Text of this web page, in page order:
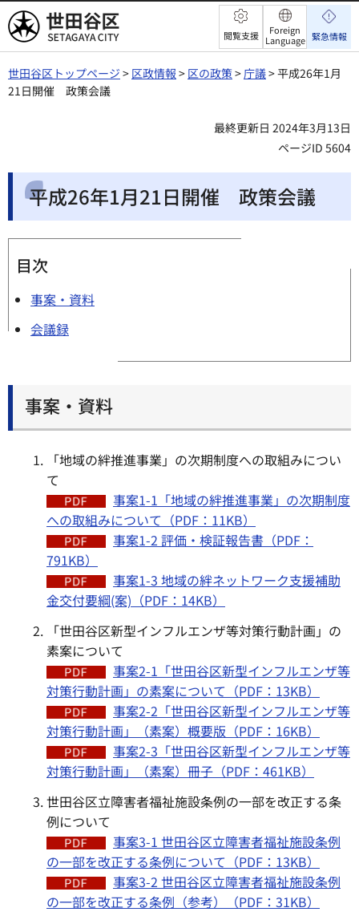
世田谷区 閲覧支援
Foreign
Language 緊急情報
世田谷区トップページ > 区政情報 > 区の政策>庁議> 平成26年1月
21日開催 政策会議
最終更新日 2024年3月13日
ページID 5604
平成26年1月21日開催 政策会議
目次
事案・資料
会議録
事案・資料
「地域の絆推進事業」の次期制度への取組みについ
て
事案1-1「地域の絆推進事業」の次期制度
への取組みについて（PDF：11KB）
事案1-2 評価・検証報告書（PDF：
791KB）
事案1-3 地域の絆ネットワーク支援補助
金交付要綱(案)（PDF：14KB）
「世田谷区新型インフルエンザ等対策行動計画」の
素案について
事案2-1「世田谷区新型インフルエンザ等
対策行動計画」の素案について（PDF：13KB）
事案2-2「世田谷区新型インフルエンザ等
対策行動計画」（素案）概要版（PDF：16KB）
事案2-3「世田谷区新型インフルエンザ等
対策行動計画」（素案）冊子（PDF：461KB）
世田谷区立障害者福祉施設条例の一部を改正する条
例について
事案3-1 世田谷区立障害者福祉施設条例
の一部を改正する条例について（PDF：13KB）
事案3-2 世田谷区立障害者福祉施設条例
の一部を改正する条例（参考）（PDF：31KB）